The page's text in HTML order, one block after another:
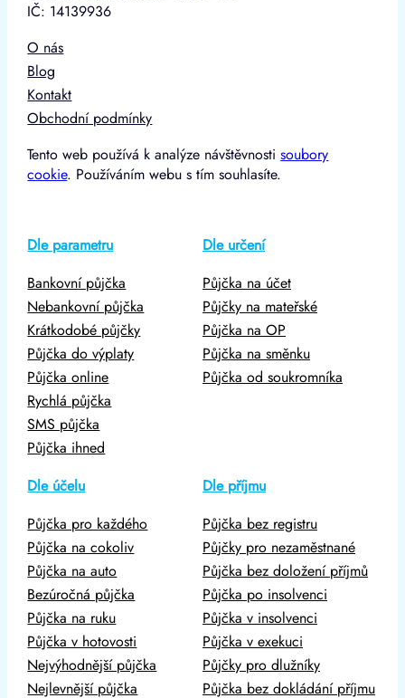
IČ: 14139936
O nás
Blog
Kontakt
Obchodní podmínky
Tento web používá k analýze návštěvnostisoubory
cookie. Používáním webu s tím souhlasíte.
Dle parametru
Bankovní půjčka
Nebankovní půjčka
Krátkodobé půjčky
Půjčka do výplaty
Půjčka online
Rychlá půjčka
SMS půjčka
Půjčka ihned
Dle určení
Půjčka na účet
Půjčky na mateřské
Půjčka na OP
Půjčka na směnku
Půjčka od soukromníka
Dle účelu
Půjčka pro každého
Půjčka na cokoliv
Půjčka na auto
Bezúročná půjčka
Půjčka na ruku
Půjčka v hotovosti
Nejvýhodnější půjčka
Nejlevnější půjčka
Dle příjmu
Půjčka bez registru
Půjčky pro nezaměstnané
Půjčka bez doložení příjmů
Půjčka po insolvenci
Půjčka v insolvenci
Půjčka v exekuci
Půjčky pro dlužníky
Půjčka bez dokládání příjmu